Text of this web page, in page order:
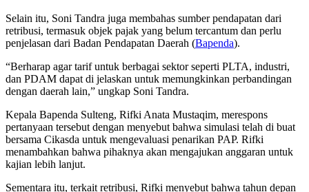
Selain itu, Soni Tandra juga membahas sumber pendapatan dari
retribusi, termasuk objek pajak yang belum tercantum dan perlu
penjelasan dari Badan Pendapatan Daerah (Bapenda).
“Berharap agar tarif untuk berbagai sektor seperti PLTA, industri,
dan PDAM dapat di jelaskan untuk memungkinkan perbandingan
dengan daerah lain,” ungkap Soni Tandra.
Kepala Bapenda Sulteng, Rifki Anata Mustaqim, merespons
pertanyaan tersebut dengan menyebut bahwa simulasi telah di buat
bersama Cikasda untuk mengevaluasi penarikan PAP. Rifki
menambahkan bahwa pihaknya akan mengajukan anggaran untuk
kajian lebih lanjut.
Sementara itu, terkait retribusi, Rifki menyebut bahwa tahun depan